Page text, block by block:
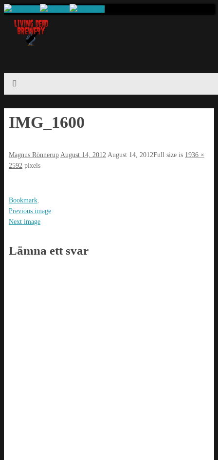
IMG_1600
Magnus Rönnerup August 14, 2012 August 14, 2012Full size is 1936 ×
2592 pixels
Bookmark.
Previous image
Next image
Lämna ett svar